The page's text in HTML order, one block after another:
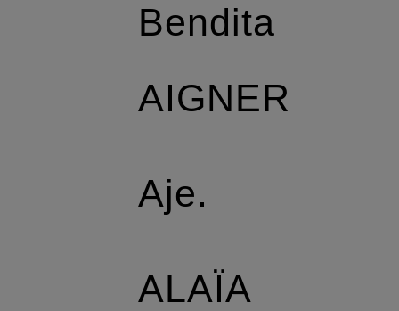
Bendita
AIGNER
Aje.
ALAÏA